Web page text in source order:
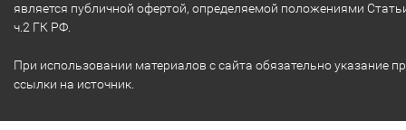
является публичной офертой, определяемой положениями
ч.2 ГК РФ.
При использовании материалов с сайта обязательно указание
ссылки на источник.